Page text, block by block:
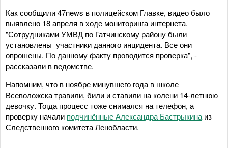
Как сообщили 47news в полицейском Главке, видео было
выявлено 18 апреля в ходе мониторинга интернета.
"Сотрудниками УМВД по Гатчинскому району были
установлены участники данного инцидента. Все они
опрошены. По данному факту проводится проверка", -
рассказали в ведомстве.
Напомним, что в ноябре минувшего года в школе
Всеволожска травили, били и ставили на колени 14-летнюю
девочку. Тогда процесс тоже снимался на телефон, а
проверку начали подчинённые Александра Бастрыкина из
Следственного комитета Ленобласти.